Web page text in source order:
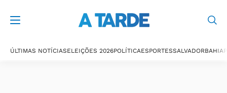
ÚLTIMAS NOTÍCIASELEIÇÕES 2026POLÍTICAESPORTESSALVADORBAHIA